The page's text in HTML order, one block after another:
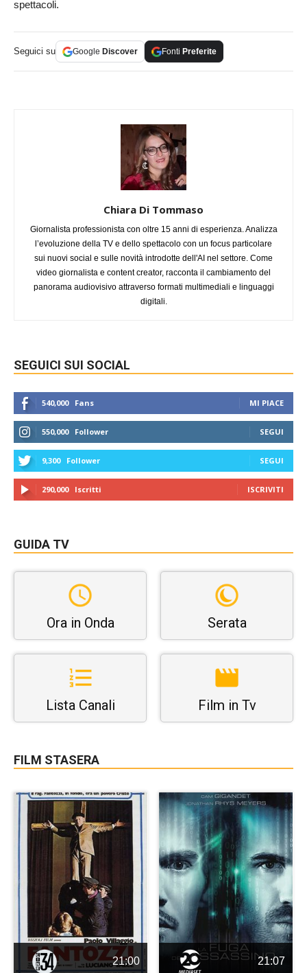
spettacoli.
Seguici su Google Discover Fonti Preferite
Chiara Di Tommaso
Giornalista professionista con oltre 15 anni di esperienza. Analizza
l’evoluzione della TV e dello spettacolo con un focus particolare
sui nuovi social e sulle novità introdotte dell'AI nel settore. Come
video giornalista e content creator, racconta il cambiamento del
panorama audiovisivo attraverso formati multimediali e linguaggi
digitali.
SEGUICI SUI SOCIAL
540,000 Fans MI PIACE
550,000 Follower SEGUI
9,300 Follower SEGUI
290,000 Iscritti ISCRIVITI
GUIDA TV
Ora in Onda Serata
Lista Canali Film in Tv
FILM STASERA
21:00 21:07